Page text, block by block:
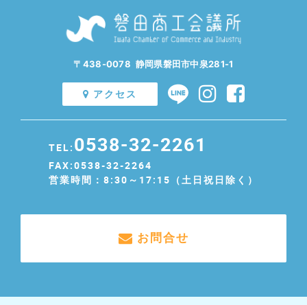
〒438-0078 静岡県磐田市中泉281-1
アクセス
TEL: 0538-32-2261
FAX:0538-32-2264
営業時間：8:30～17:15（土日祝日除く）
お問合せ